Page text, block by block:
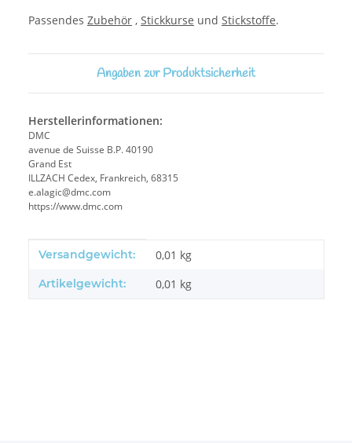
Passendes Zubehör , Stickkurse und Stickstoffe.
Angaben zur Produktsicherheit
Herstellerinformationen:
DMC
avenue de Suisse B.P. 40190
Grand Est
ILLZACH Cedex, Frankreich, 68315
e.alagic@dmc.com
https://www.dmc.com
Produkteigenschaft
Wert
Versandgewicht: 0,01 kg
Artikelgewicht: 0,01 kg